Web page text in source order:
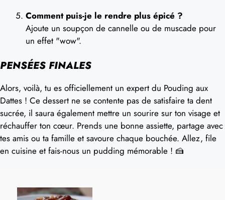
Comment puis-je le rendre plus épicé ?
Ajoute un soupçon de cannelle ou de muscade pour
un effet "wow".
PENSÉES FINALES
Alors, voilà, tu es officiellement un expert du Pouding aux
Dattes ! Ce dessert ne se contente pas de satisfaire ta dent
sucrée, il saura également mettre un sourire sur ton visage et
réchauffer ton cœur. Prends une bonne assiette, partage avec
tes amis ou ta famille et savoure chaque bouchée. Allez, file
en cuisine et fais-nous un pudding mémorable ! 🍰